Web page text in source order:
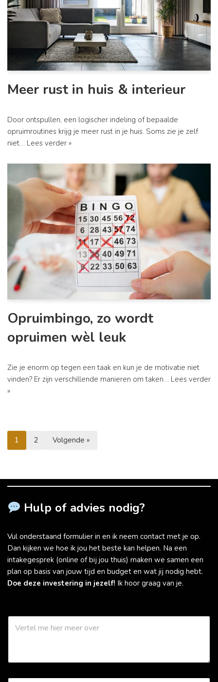
Meer rust in huis & interieur
Door ontspullen, een logischer indeling of bepaalde
opruimroutines krijg je meer rust in je huis. Soms zie je zelf
niet… Lees verder »
Opruimbingo, zo wordt
opruimen wèl leuk
Zie je enorm op tegen een taak en kun je de motivatie niet
vinden? Er zijn verschillende manieren om taken… Lees verder
»
1 2 Volgende »
Hulp of advies nodig?
Vul onderstaand formulier in en ik neem contact met je op.
Dan kijken we hoe ik jou het beste kan helpen. Na een
intakegesprek (online of bij jou thuis) maken we samen een
plan op basis van jouw tijd en budget en wat jij nodig hebt.
Doe deze investering in jezelf! Ik hoor graag van je.
W
a